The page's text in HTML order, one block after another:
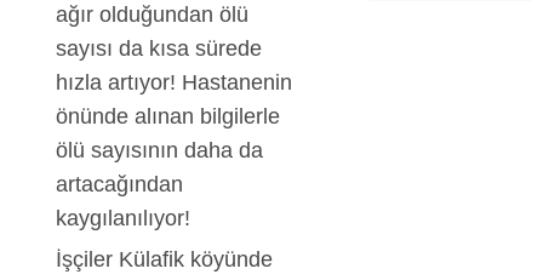
ağır olduğundan ölü
sayısı da kısa sürede
hızla artıyor! Hastanenin
önünde alınan bilgilerle
ölü sayısının daha da
artacağından
kaygılanılıyor!
İşçiler Külafik köyünde